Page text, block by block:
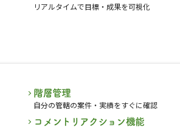
リアルタイムで目標・成果を可視化
階層管理
自分の管轄の案件・実績をすぐに確認
コメントリアクション機能